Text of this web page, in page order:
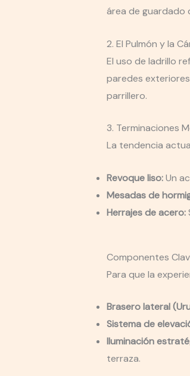
área de guardado
2. El Pulmón y la
El uso de ladrillo
paredes
parrillero.
3. Terminaciones
La tendencia
Revoque liso:Un
Mesadas de
Herrajes de acero:
Componentes
Para que la
Brasero lateral
Sistema de
Iluminación
terraza.